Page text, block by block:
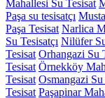
Mahallesi Su Tesisat
Paşa su tesisatçı
Paşa Tesisat Narlica
Su Tesisatçı Nilüfer Su
Tesisat Orhangazi Su
Tesisat Örnekköy
Tesisat Osmangazi Su
Tesisat Paşapinar